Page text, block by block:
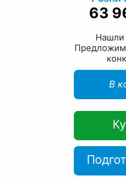
63
Нашли
Предложим
В